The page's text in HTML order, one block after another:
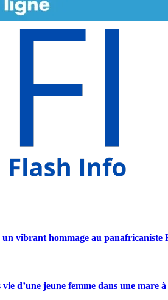
vibrant hommage au
d’une jeune femme dans une mare